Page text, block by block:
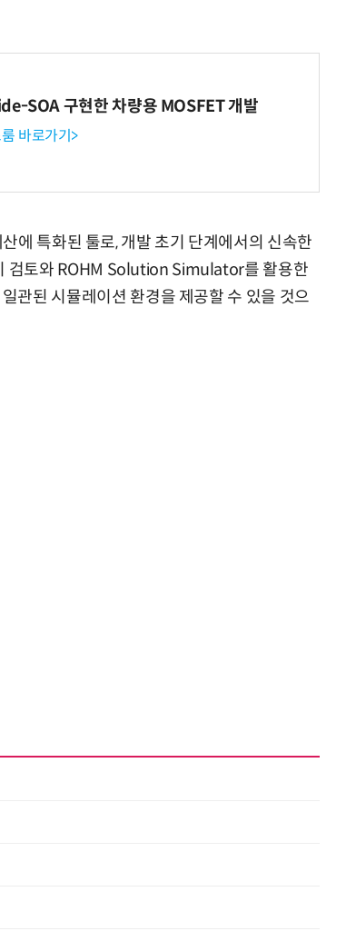
SOA 구현한 차량용 MOSFET 개발
바로가기>
에 특화된 툴로, 개발 초기 단계에서의 신속한
검토와 ROHM Solution Simulator를 활용한
관된 시뮬레이션 환경을 제공할 수 있을 것으
거미줄 쏘고 자동 회수까지…현실판 스파이더맨 웹 슈터 70년 만에 돌아온 시베리아호랑이…카자흐스탄 야생에 풀렸다